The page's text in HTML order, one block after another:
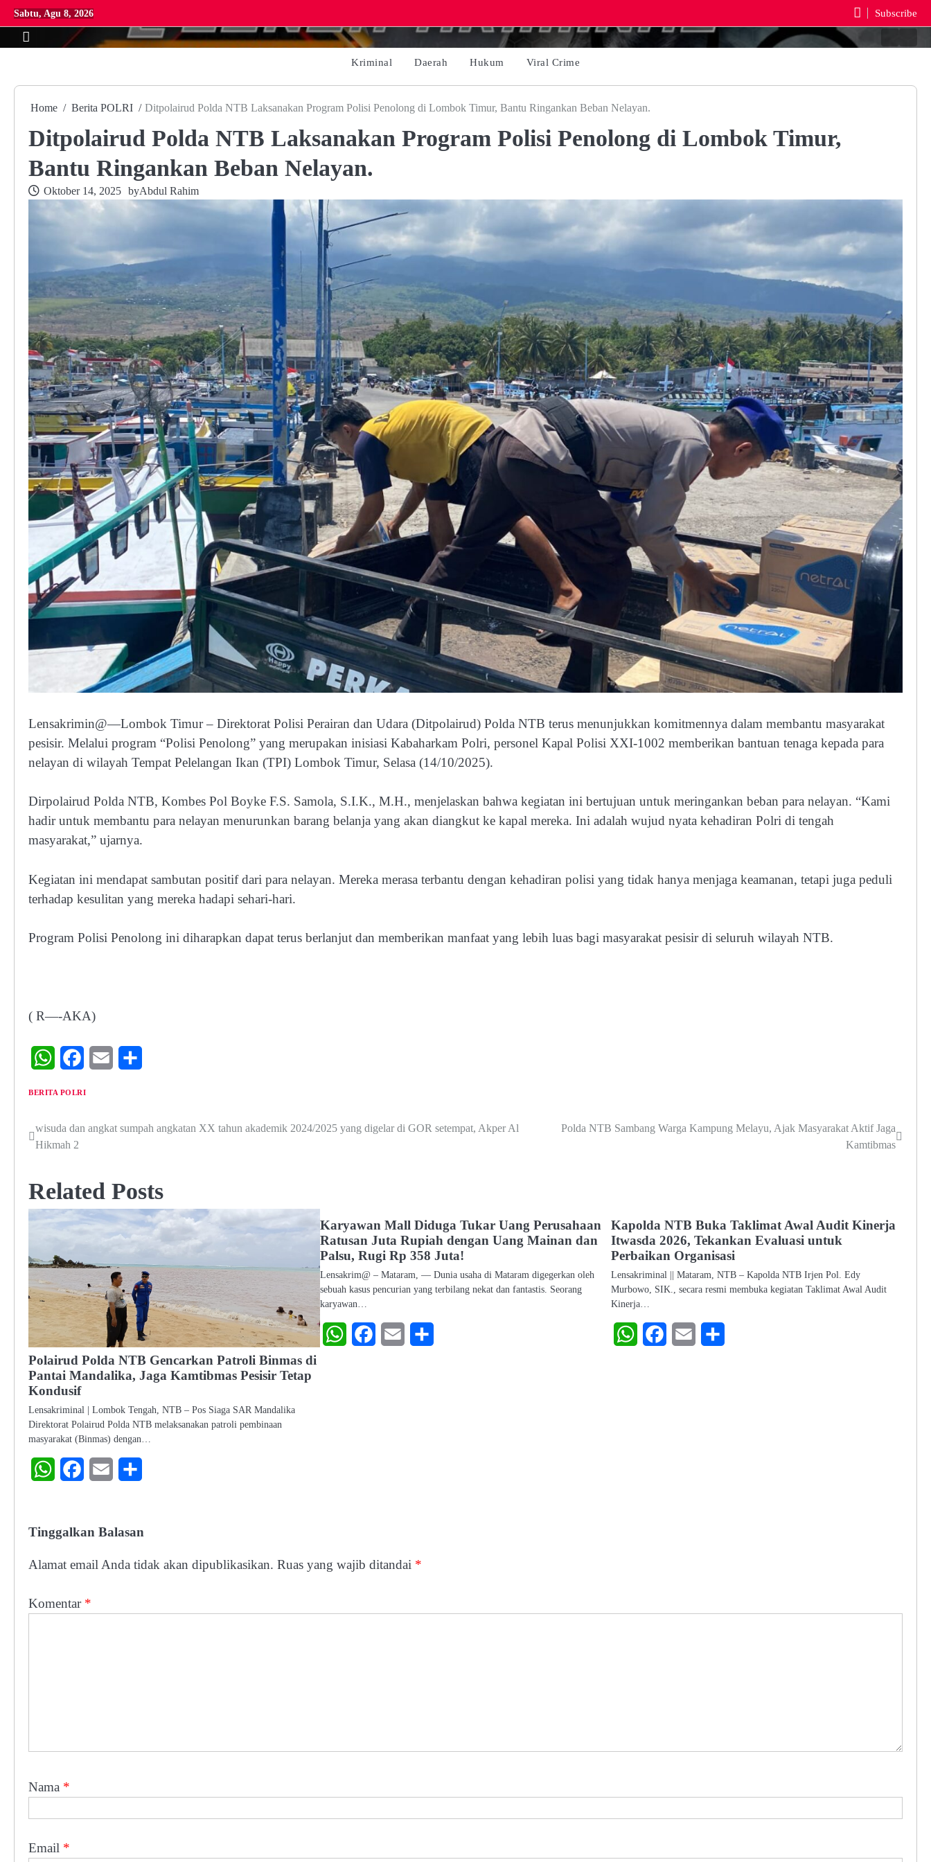
Skip
to
content
Sabtu, Agu 8, 2026 Subscribe
Beranda
Kriminal
Daerah Hukum Viral Crime
Home Berita POLRI Ditpolairud Polda NTB Laksanakan Program Polisi Penolong di Lombok Timur, Bantu Ringankan Beban Nelayan.
Ditpolairud Polda NTB Laksanakan Program Polisi Penolong di Lombok Timur,
Bantu Ringankan Beban Nelayan.
Oktober 14, 2025 byAbdul Rahim
Lensakrimin@—Lombok Timur – Direktorat Polisi Perairan dan Udara (Ditpolairud) Polda NTB terus menunjukkan komitmennya dalam membantu masyarakat
pesisir. Melalui program “Polisi Penolong” yang merupakan inisiasi Kabaharkam Polri, personel Kapal Polisi XXI-1002 memberikan bantuan tenaga kepada para
nelayan di wilayah Tempat Pelelangan Ikan (TPI) Lombok Timur, Selasa (14/10/2025).
Dirpolairud Polda NTB, Kombes Pol Boyke F.S. Samola, S.I.K., M.H., menjelaskan bahwa kegiatan ini bertujuan untuk meringankan beban para nelayan. “Kami
hadir untuk membantu para nelayan menurunkan barang belanja yang akan diangkut ke kapal mereka. Ini adalah wujud nyata kehadiran Polri di tengah
masyarakat,” ujarnya.
Kegiatan ini mendapat sambutan positif dari para nelayan. Mereka merasa terbantu dengan kehadiran polisi yang tidak hanya menjaga keamanan, tetapi juga peduli
terhadap kesulitan yang mereka hadapi sehari-hari.
Program Polisi Penolong ini diharapkan dapat terus berlanjut dan memberikan manfaat yang lebih luas bagi masyarakat pesisir di seluruh wilayah NTB.
( R—-AKA)
WhatsAppFacebookEmail
BERITA POLRI
Navigasi
wisuda dan angkat sumpah angkatan XX tahun akademik 2024/2025 yang digelar di GOR setempat, Akper Al
Hikmah 2
Polda NTB Sambang Warga Kampung Melayu, Ajak Masyarakat Aktif Jaga
Kamtibmas
Related Posts
Polairud Polda NTB Gencarkan Patroli Binmas di
Pantai Mandalika, Jaga Kamtibmas Pesisir Tetap
Kondusif
Lensakriminal | Lombok Tengah, NTB – Pos Siaga SAR Mandalika
Direktorat Polairud Polda NTB melaksanakan patroli pembinaan
masyarakat (Binmas) dengan…
WhatsAppFacebookEmail
Karyawan Mall Diduga Tukar Uang Perusahaan
Ratusan Juta Rupiah dengan Uang Mainan dan
Palsu, Rugi Rp 358 Juta!
Lensakrim@ – Mataram, — Dunia usaha di Mataram digegerkan oleh
sebuah kasus pencurian yang terbilang nekat dan fantastis. Seorang
karyawan…
WhatsAppFacebookEmail
Kapolda NTB Buka Taklimat Awal Audit Kinerja
Itwasda 2026, Tekankan Evaluasi untuk
Perbaikan Organisasi
Lensakriminal || Mataram, NTB – Kapolda NTB Irjen Pol. Edy
Murbowo, SIK., secara resmi membuka kegiatan Taklimat Awal Audit
Kinerja…
WhatsAppFacebookEmail
Tinggalkan Balasan
Alamat email Anda tidak akan dipublikasikan. Ruas yang wajib ditandai *
Komentar *
Nama *
Email *